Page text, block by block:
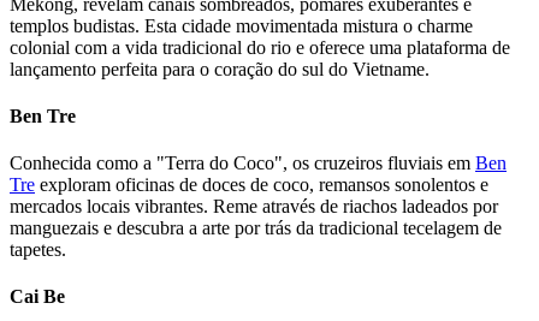
templos budistas. Esta cidade movimentada mistura o charme
colonial com a vida tradicional do rio e oferece uma plataforma de
lançamento perfeita para o coração do sul do Vietname.
Ben Tre
Conhecida como a "Terra do Coco", os cruzeiros fluviais em Ben
Tre exploram oficinas de doces de coco, remansos sonolentos e
mercados locais vibrantes. Reme através de riachos ladeados por
manguezais e descubra a arte por trás da tradicional tecelagem de
tapetes.
Cai Be